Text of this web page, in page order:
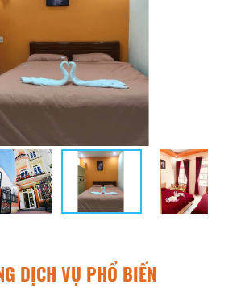
DỊCH VỤ PHỔ BIẾN